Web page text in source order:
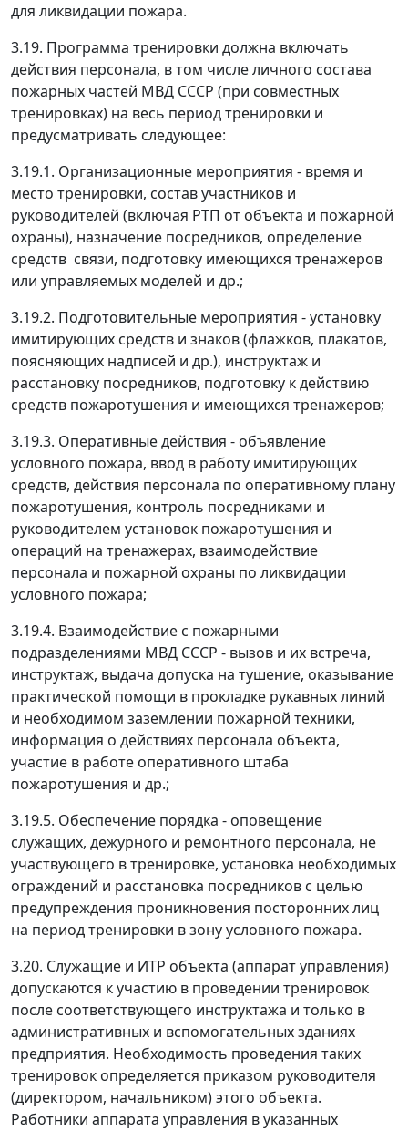
для ликвидации пожара.
3.19. Программа тренировки должна включать
действия персонала, в том числе личного состава
пожарных частей МВД СССР (при совместных
тренировках) на весь период тренировки и
предусматривать следующее:
3.19.1. Организационные мероприятия - время и
место тренировки, состав участников и
руководителей (включая РТП от объекта и пожарной
охраны), назначение посредников, определение
средств связи, подготовку имеющихся тренажеров
или управляемых моделей и др.;
3.19.2. Подготовительные мероприятия - установку
имитирующих средств и знаков (флажков, плакатов,
поясняющих надписей и др.), инструктаж и
расстановку посредников, подготовку к действию
средств пожаротушения и имеющихся тренажеров;
3.19.3. Оперативные действия - объявление
условного пожара, ввод в работу имитирующих
средств, действия персонала по оперативному плану
пожаротушения, контроль посредниками и
руководителем установок пожаротушения и
операций на тренажерах, взаимодействие
персонала и пожарной охраны по ликвидации
условного пожара;
3.19.4. Взаимодействие с пожарными
подразделениями МВД СССР - вызов и их встреча,
инструктаж, выдача допуска на тушение, оказывание
практической помощи в прокладке рукавных линий
и необходимом заземлении пожарной техники,
информация о действиях персонала объекта,
участие в работе оперативного штаба
пожаротушения и др.;
3.19.5. Обеспечение порядка - оповещение
служащих, дежурного и ремонтного персонала, не
участвующего в тренировке, установка необходимых
ограждений и расстановка посредников с целью
предупреждения проникновения посторонних лиц
на период тренировки в зону условного пожара.
3.20. Служащие и ИТР объекта (аппарат управления)
допускаются к участию в проведении тренировок
после соответствующего инструктажа и только в
административных и вспомогательных зданиях
предприятия. Необходимость проведения таких
тренировок определяется приказом руководителя
(директором, начальником) этого объекта.
Работники аппарата управления в указанных